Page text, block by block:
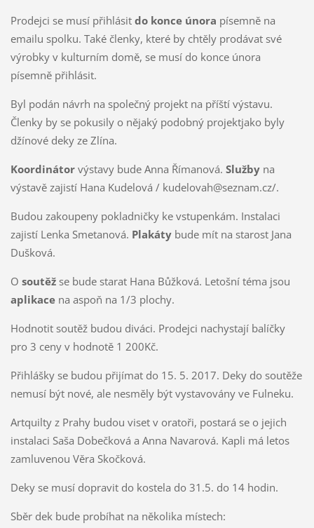
Prodejci se musí přihlásit do konce února písemně na
emailu spolku. Také členky, které by chtěly prodávat své
výrobky v kulturním domě, se musí do konce února
písemně přihlásit.
Byl podán návrh na společný projekt na příští výstavu.
Členky by se pokusily o nějaký podobný projektjako byly
džínové deky ze Zlína.
Koordinátorvýstavy bude Anna Římanová. Službyna
výstavě zajistí Hana Kudelová / kudelovah@seznam.cz/.
Budou zakoupeny pokladničky ke vstupenkám. Instalaci
zajistí Lenka Smetanová. Plakátybude mít na starost Jana
Dušková.
O soutěžse bude starat Hana Bůžková. Letošní téma jsou
aplikacena aspoň na 1/3 plochy.
Hodnotit soutěž budou diváci. Prodejci nachystají balíčky
pro 3 ceny v hodnotě 1 200Kč.
Přihlášky se budou přijímat do 15. 5. 2017. Deky do soutěže
nemusí být nové, ale nesměly být vystavovány ve Fulneku.
Artquilty z Prahy budou viset v oratoři, postará se o jejich
instalaci Saša Dobečková a Anna Navarová. Kapli má letos
zamluvenou Věra Skočková.
Deky se musí dopravit do kostela do 31.5. do 14 hodin.
Sběr dek bude probíhat na několika místech: